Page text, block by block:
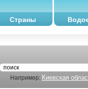
Страны
Например: Киевская